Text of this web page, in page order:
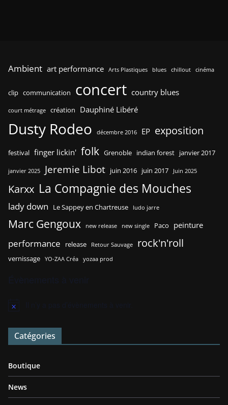
Ambient art performance Arts Plastiques blues chillout cinéma
clip communication concert country blues
court métrage création Dauphiné Libéré
Dusty Rodeo décembre 2016 EP exposition
festival finger lickin' folk Grenoble indian forest janvier 2017
janvier 2025 Jeremie Libot juin 2016 juin 2017 Juin 2025
Karxx La Compagnie des Mouches
lady down Le Sappey en Chartreuse ludo jarre
Marc Gengoux new release new single Paco peinture
performance release Retour Sauvage rock'n'roll
vernissage YO-ZAA Créa yozaa prod
N
t
c
Catégories
Boutique
News